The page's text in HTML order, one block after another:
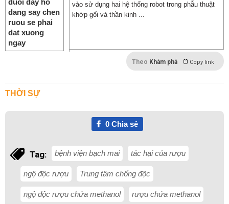
vào sử dụng hai hệ thống robot trong phẫu thuật
khớp gối và thần kinh ...
Theo Khám phá Copy link
THỜI SỰ
0Chia sẻ
Tag: bệnh viện bạch mai tác hại của rượu
ngộ độc rượu Trung tâm chống độc
ngộ độc rượu chứa methanol rượu chứa methanol